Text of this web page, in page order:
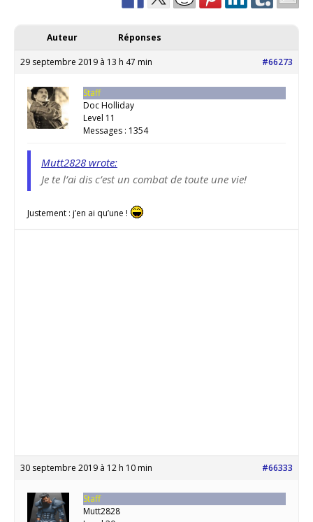
Auteur Réponses
29 septembre 2019 à 13 h 47 min #66273
Staff
Doc Holliday
Level 11
Messages : 1354
Mutt2828 wrote:
Je te l’ai dis c’est un combat de toute une vie!
Justement : j’en ai qu’une !
30 septembre 2019 à 12 h 10 min #66333
Staff
Mutt2828